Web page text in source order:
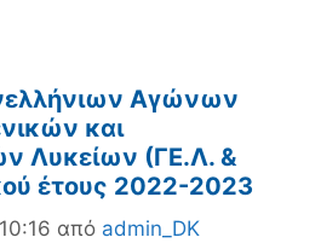
Αγώνων
και
Λυκείων (ΓΕ.Λ. &
έτους 2022-2023
από admin_DK